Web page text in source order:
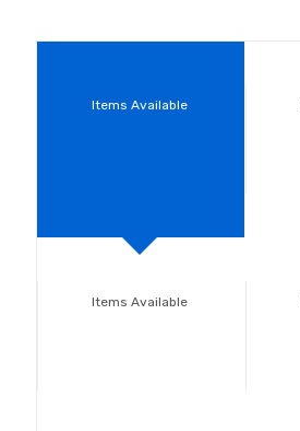
Items Available
Items Available